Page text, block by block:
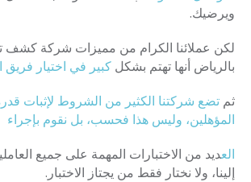
ويرضيك.
لكن عملائنا الكرام من مميزات شركة كشف
بالرياض أنها تهتم بشكل كبير في اختيار فريق
ثم تضع شركتنا الكثير من الشروط لإثبات
المؤهلين، وليس هذا فحسب، بل نقوم بإجراء
العديد من الاختبارات المهمة على جميع
إلينا، ولا نختار فقط من يجتاز الاختبار.